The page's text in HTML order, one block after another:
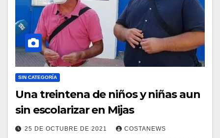
SIN CATEGORÍA
Una treintena de niños y niñas aun
sin escolarizar en Mijas
25 DE OCTUBRE DE 2021 COSTANEWS